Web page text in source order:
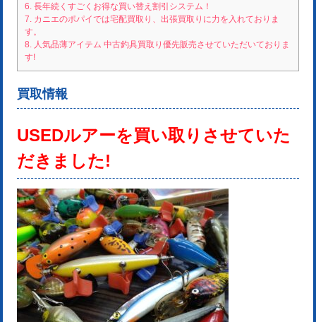
6. 長年続くすごくお得な買い替え割引システム！
7. カニエのポパイでは宅配買取り、出張買取りに力を入れておりま
す。
8. 人気品薄アイテム 中古釣具買取り優先販売させていただいておりま
す!
買取情報
USEDルアーを買い取りさせていた
だきました!